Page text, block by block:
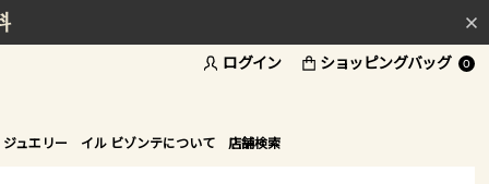
ログイン ショッピングバッグ 0
ュエリー イル ビゾンテについて 店舗検索